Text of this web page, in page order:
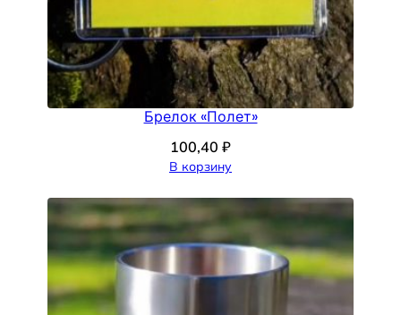
Брелок «Полет»
100,40 ₽
В корзину